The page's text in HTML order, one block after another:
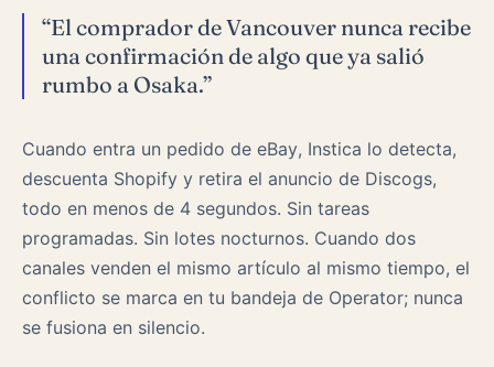
“El comprador de Vancouver nunca recibe
una confirmación de algo que ya salió
rumbo a Osaka.”
Cuando entra un pedido de eBay, Instica lo detecta,
descuenta Shopify y retira el anuncio de Discogs,
todo en menos de 4 segundos. Sin tareas
programadas. Sin lotes nocturnos. Cuando dos
canales venden el mismo artículo al mismo tiempo, el
conflicto se marca en tu bandeja de Operator; nunca
se fusiona en silencio.